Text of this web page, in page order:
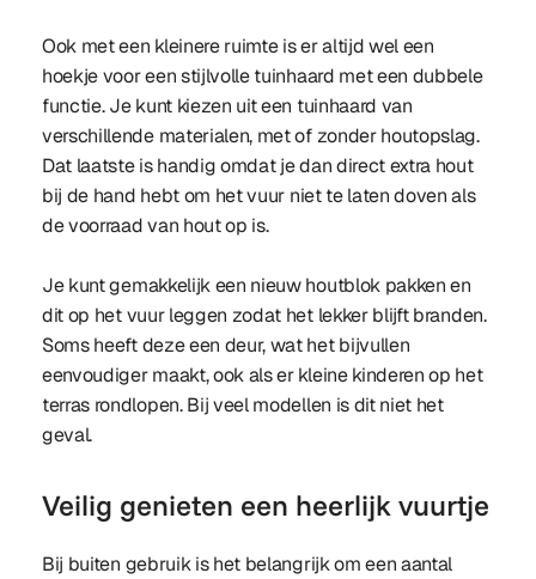
Ook met een kleinere ruimte is er altijd wel een
hoekje voor een stijlvolle tuinhaard met een dubbele
functie. Je kunt kiezen uit een tuinhaard van
verschillende materialen, met of zonder houtopslag.
Dat laatste is handig omdat je dan direct extra hout
bij de hand hebt om het vuur niet te laten doven als
de voorraad van hout op is.
Je kunt gemakkelijk een nieuw houtblok pakken en
dit op het vuur leggen zodat het lekker blijft branden.
Soms heeft deze een deur, wat het bijvullen
eenvoudiger maakt, ook als er kleine kinderen op het
terras rondlopen. Bij veel modellen is dit niet het
geval.
Veilig genieten een heerlijk vuurtje
Bij buiten gebruik is het belangrijk om een aantal